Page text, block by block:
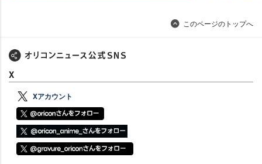
このページのトップへ
X
Xアカウント